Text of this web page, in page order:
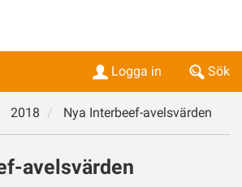
Sök
Logga in
2018 Nya Interbeef-avelsvärden
avelsvärden